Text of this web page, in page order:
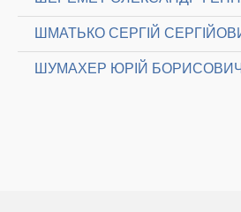
ШМАТЬКО СЕРГІЙ
ШУМАХЕР ЮРІЙ БОРИСОВИЧ